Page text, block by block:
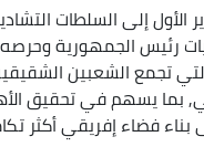
الأول إلى السلطات
رئيس الجمهورية وحرصه
تجمع الشعبين الشقيقين
بما يسهم في تحقيق
فضاء إفريقي أكثر